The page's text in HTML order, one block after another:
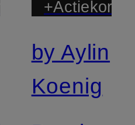
Exclusief
by Aylin
Koenig